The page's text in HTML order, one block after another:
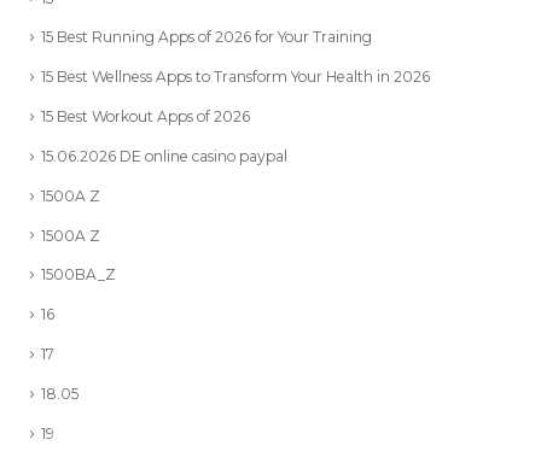
15 Best Running Apps of 2026 for Your Training
15 Best Wellness Apps to Transform Your Health in 2026
15 Best Workout Apps of 2026
15.06.2026 DE online casino paypal
1500A Z
1500A Z
1500BA_Z
16
17
18.05
19